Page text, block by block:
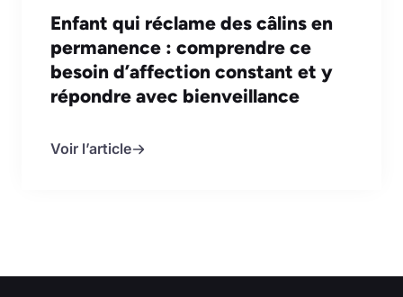
Enfant qui réclame des câlins en
permanence : comprendre ce
besoin d’affection constant et y
répondre avec bienveillance
Voir l’article